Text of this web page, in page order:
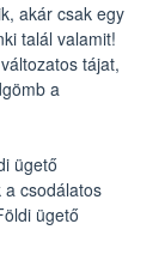
akár csak egy
talál valamit!
tájat,
a
ügető
a csodálatos
ügető